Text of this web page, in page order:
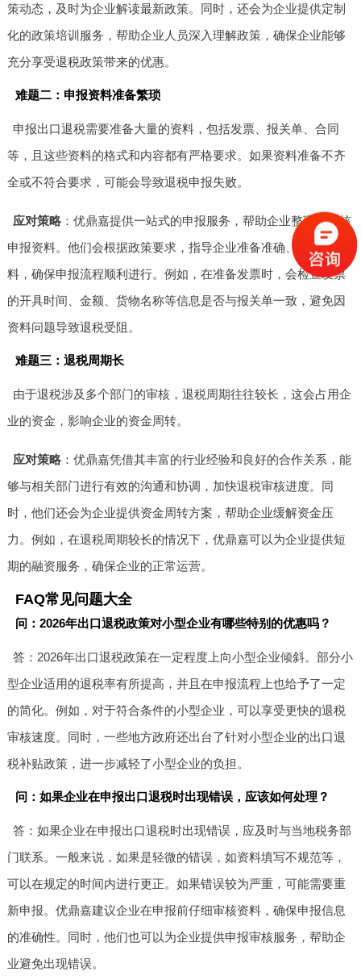
策动态，及时为企业解读最新政策。同时，还会为企业提供定制
化的政策培训服务，帮助企业人员深入理解政策，确保企业能够
充分享受退税政策带来的优惠。
难题二：申报资料准备繁琐
申报出口退税需要准备大量的资料，包括发票、报关单、合同
等，且这些资料的格式和内容都有严格要求。如果资料准备不齐
全或不符合要求，可能会导致退税申报失败。
应对策略 ：优鼎嘉提供一站式的申报服务，帮助企业整理和审核
申报资料。他们会根据政策要求，指导企业准备准确、完整的资
料，确保申报流程顺利进行。例如，在准备发票时，会检查发票
的开具时间、金额、货物名称等信息是否与报关单一致，避免因
资料问题导致退税受阻。
难题三：退税周期长
由于退税涉及多个部门的审核，退税周期往往较长，这会占用企
业的资金，影响企业的资金周转。
应对策略 ：优鼎嘉凭借其丰富的行业经验和良好的合作关系，能
够与相关部门进行有效的沟通和协调，加快退税审核进度。同
时，他们还会为企业提供资金周转方案，帮助企业缓解资金压
力。例如，在退税周期较长的情况下，优鼎嘉可以为企业提供短
期的融资服务，确保企业的正常运营。
FAQ常见问题大全
问：2026年出口退税政策对小型企业有哪些特别的优惠吗？
答：2026年出口退税政策在一定程度上向小型企业倾斜。部分小
型企业适用的退税率有所提高，并且在申报流程上也给予了一定
的简化。例如，对于符合条件的小型企业，可以享受更快的退税
审核速度。同时，一些地方政府还出台了针对小型企业的出口退
税补贴政策，进一步减轻了小型企业的负担。
问：如果企业在申报出口退税时出现错误，应该如何处理？
答：如果企业在申报出口退税时出现错误，应及时与当地税务部
门联系。一般来说，如果是轻微的错误，如资料填写不规范等，
可以在规定的时间内进行更正。如果错误较为严重，可能需要重
新申报。优鼎嘉建议企业在申报前仔细审核资料，确保申报信息
的准确性。同时，他们也可以为企业提供申报审核服务，帮助企
业避免出现错误。